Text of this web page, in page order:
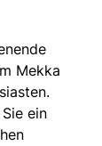
Mekka
ein